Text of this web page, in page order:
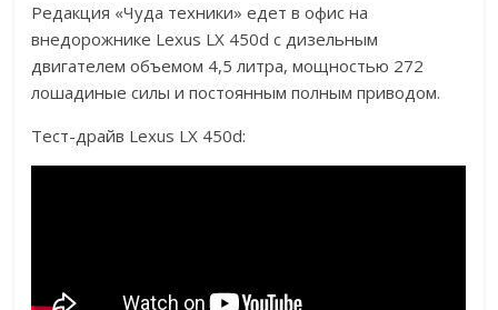
Редакция «Чуда техники» едет в офис на
внедорожнике Lexus LX 450d с дизельным
двигателем объемом 4,5 литра, мощностью 272
лошадиные силы и постоянным полным приводом.
Тест-драйв Lexus LX 450d: